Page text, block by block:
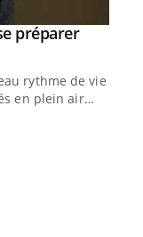
préparer
rythme de vie !
en plein air…